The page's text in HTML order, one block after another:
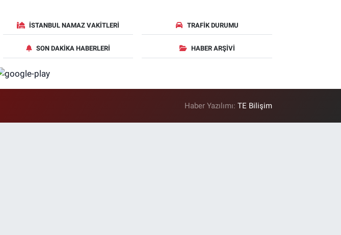
İSTANBUL NAMAZ VAKITLERI TRAFIK DURUMU
SON DAKIKA HABERLERI HABER ARŞIVI
Haber Yazılımı:TE Bilişim